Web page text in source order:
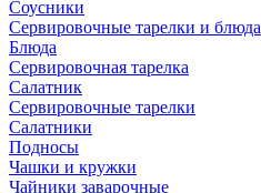
Соусники
Сервировочные тарелки и блюда
Блюда
Сервировочная тарелка
Салатник
Сервировочные тарелки
Салатники
Подносы
Чашки и кружки
Чайники заварочные